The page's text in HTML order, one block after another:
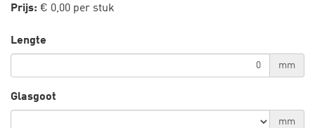
Prijs: € 0,00 per stuk
Lengte
mm
Glasgoot
mm